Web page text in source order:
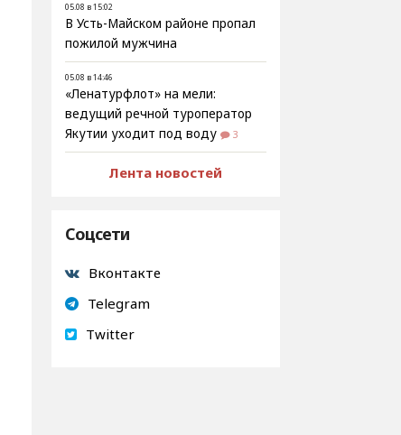
05.08 в 15:02
В Усть-Майском районе пропал
пожилой мужчина
05.08 в 14:46
«Ленатурфлот» на мели:
ведущий речной туроператор
Якутии уходит под воду
3
Лента новостей
Соцсети
Вконтакте
Telegram
Twitter